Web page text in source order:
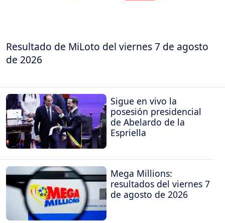
Resultado de MiLoto del viernes 7 de agosto
de 2026
Sigue en vivo la
posesión presidencial
de Abelardo de la
Espriella
Mega Millions:
resultados del viernes 7
de agosto de 2026